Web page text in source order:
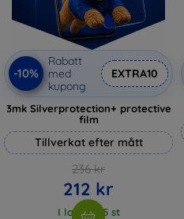
-10%
Rabatt
med
kupong
EXTRA10
3mk Silverprotection+ protective
film
Tillverkat efter mått
236 kr
212 kr
I lager > 5 st